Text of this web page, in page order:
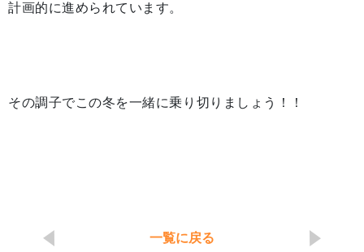
計画的に進められています。
その調子でこの冬を一緒に乗り切りましょう！！
一覧に戻る